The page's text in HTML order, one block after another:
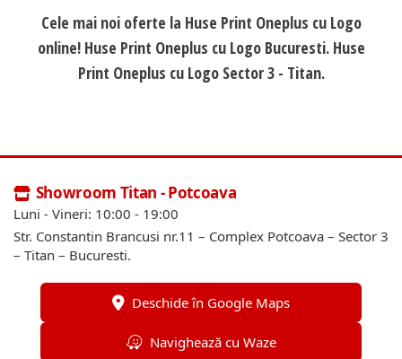
Cele mai noi oferte la Huse Print Oneplus cu Logo
online! Huse Print Oneplus cu Logo Bucuresti. Huse
Print Oneplus cu Logo Sector 3 - Titan.
Showroom Titan - Potcoava
Luni - Vineri: 10:00 - 19:00
Str. Constantin Brancusi nr.11 – Complex Potcoava – Sector 3
– Titan – Bucuresti.
Deschide în Google Maps
Navighează cu Waze